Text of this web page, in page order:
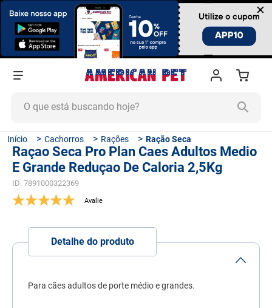
×
Cachorros Rações Ração Seca
Raçao Seca Pro Plan Caes Adultos Medio
E Grande Reduçao De Caloria 2,5Kg
ID: 7891000322369
Detalhe do produto
Para cães adultos de porte médio e grandes.
TERMOS MAIS BUSCADOS
1º
ração cachorro
2 º
ração gato
6º
7
fórmula natural